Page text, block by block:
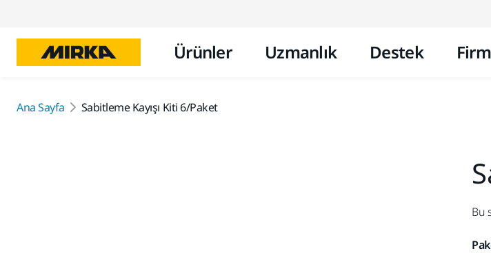
Ürünler Uzmanlık Destek
Ana Sayfa Sabitleme Kayışı Kiti 6/Paket
Bu